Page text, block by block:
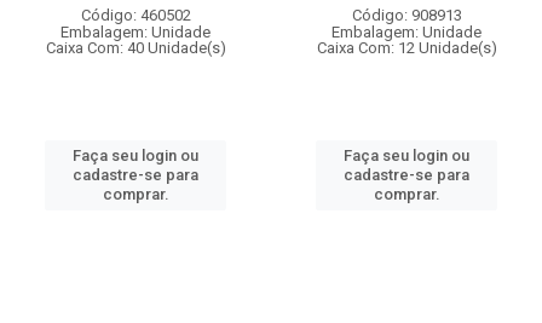
Código: 460502
Embalagem: Unidade
Caixa Com: 40 Unidade(s)
Faça seu login ou
cadastre-se para
comprar.
Código: 908913
Embalagem: Unidade
Caixa Com: 12 Unidade(s)
Faça seu login ou
cadastre-se para
comprar.